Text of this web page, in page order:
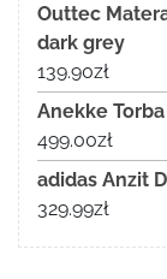
Outtec
dark grey
139.90zł
Anekke
499.00zł
adidas Anzit
329.99zł